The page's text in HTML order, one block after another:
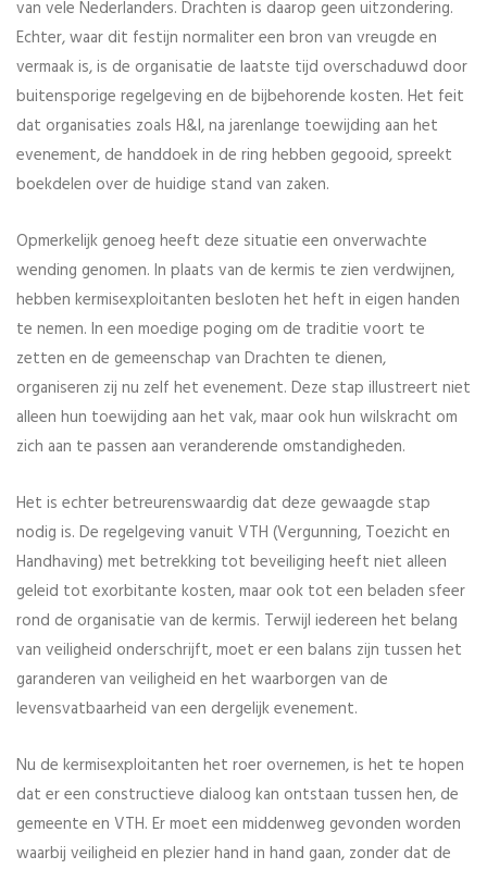
van vele Nederlanders. Drachten is daarop geen uitzondering.
Echter, waar dit festijn normaliter een bron van vreugde en
vermaak is, is de organisatie de laatste tijd overschaduwd door
buitensporige regelgeving en de bijbehorende kosten. Het feit
dat organisaties zoals H&I, na jarenlange toewijding aan het
evenement, de handdoek in de ring hebben gegooid, spreekt
boekdelen over de huidige stand van zaken.
Opmerkelijk genoeg heeft deze situatie een onverwachte
wending genomen. In plaats van de kermis te zien verdwijnen,
hebben kermisexploitanten besloten het heft in eigen handen
te nemen. In een moedige poging om de traditie voort te
zetten en de gemeenschap van Drachten te dienen,
organiseren zij nu zelf het evenement. Deze stap illustreert niet
alleen hun toewijding aan het vak, maar ook hun wilskracht om
zich aan te passen aan veranderende omstandigheden.
Het is echter betreurenswaardig dat deze gewaagde stap
nodig is. De regelgeving vanuit VTH (Vergunning, Toezicht en
Handhaving) met betrekking tot beveiliging heeft niet alleen
geleid tot exorbitante kosten, maar ook tot een beladen sfeer
rond de organisatie van de kermis. Terwijl iedereen het belang
van veiligheid onderschrijft, moet er een balans zijn tussen het
garanderen van veiligheid en het waarborgen van de
levensvatbaarheid van een dergelijk evenement.
Nu de kermisexploitanten het roer overnemen, is het te hopen
dat er een constructieve dialoog kan ontstaan tussen hen, de
gemeente en VTH. Er moet een middenweg gevonden worden
waarbij veiligheid en plezier hand in hand gaan, zonder dat de